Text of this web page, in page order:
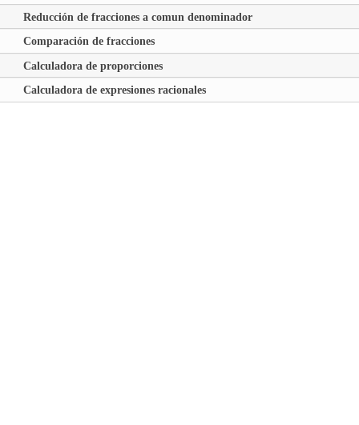
Reducción de fracciones a comun denominador
Comparación de fracciones
Calculadora de proporciones
Calculadora de expresiones racionales